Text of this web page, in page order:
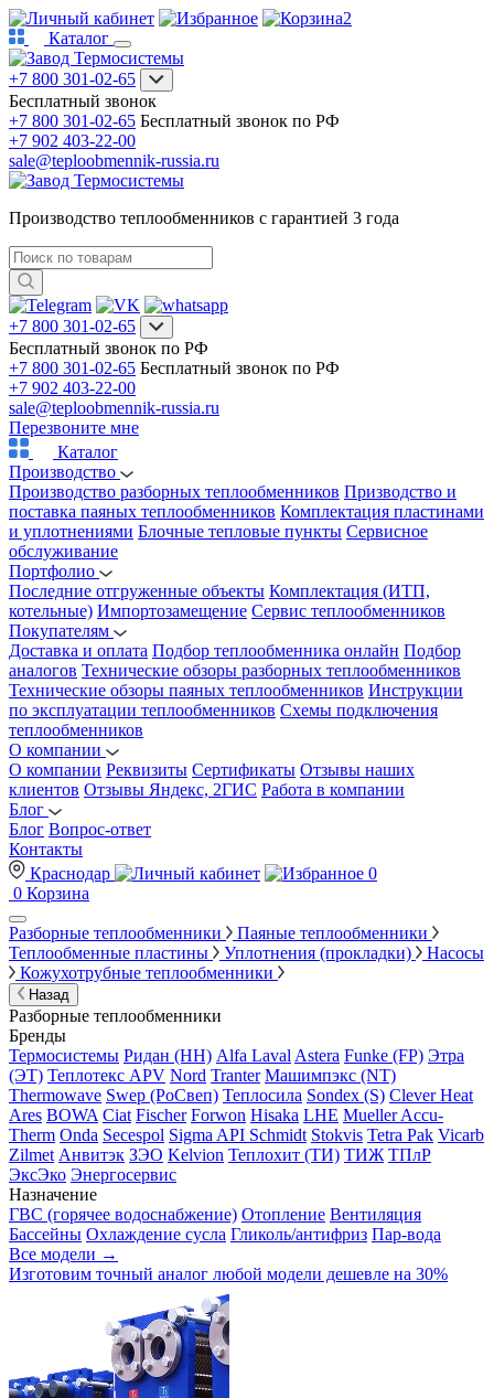
2
Каталог
+7 800 301-02-65
Бесплатный звонок
+7 800 301-02-65 Бесплатный звонок по РФ
+7 902 403-22-00
sale@teploobmennik-russia.ru
Производство теплообменников с гарантией 3 года
+7 800 301-02-65
Бесплатный звонок по РФ
+7 800 301-02-65 Бесплатный звонок по РФ
+7 902 403-22-00
sale@teploobmennik-russia.ru
Перезвоните мне
Каталог
Производство
Производство разборных теплообменников Призводство и
поставка паяных теплообменников Комплектация пластинами
и уплотнениями Блочные тепловые пункты Сервисное
обслуживание
Портфолио
Последние отгруженные объекты Комплектация (ИТП,
котельные) Импортозамещение Сервис теплообменников
Покупателям
Доставка и оплата Подбор теплообменника онлайн Подбор
аналогов Технические обзоры разборных теплообменников
Технические обзоры паяных теплообменников Инструкции
по эксплуатации теплообменников Схемы подключения
теплообменников
О компании
О компании Реквизиты Сертификаты Отзывы наших
клиентов Отзывы Яндекс, 2ГИС Работа в компании
Блог
Блог Вопрос-ответ
Контакты
Краснодар
0
0 Корзина
Разборные теплообменники
Паяные теплообменники
Теплообменные пластины
Уплотнения (прокладки)
Насосы
Кожухотрубные теплообменники
Назад
Разборные теплообменники
Бренды
Термосистемы Ридан (НН) Alfa Laval Astera Funke (FP) Этра
(ЭТ) Теплотекс APV Nord Tranter Машимпэкс (NT)
Thermowave Swep (РоСвеп) Теплосила Sondex (S) Clever Heat
Ares BOWA Ciat Fischer Forwon Hisaka LHE Mueller Accu-
Therm Onda Secespol Sigma API Schmidt Stokvis Tetra Pak Vicarb
Zilmet Анвитэк ЗЭО Kelvion Теплохит (ТИ) ТИЖ ТПлР
ЭксЭко Энергосервис
Назначение
ГВС (горячее водоснабжение) Отопление Вентиляция
Бассейны Охлаждение сусла Гликоль/антифриз Пар-вода
Все модели →
Изготовим точный аналог любой модели дешевле на 30%